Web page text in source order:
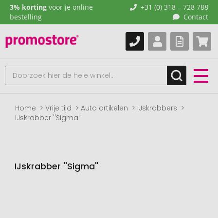
3% korting voor je online
bestelling
+31 (0) 318 – 728 788
Contact
Home Vrije tijd Auto artikelen
IJskrabbers
IJskrabber ''Sigma"
IJskrabber ''Sigma"